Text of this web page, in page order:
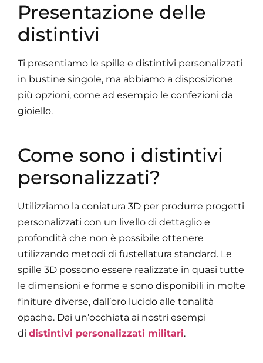
Presentazione delle
distintivi
Ti presentiamo le spille e distintivi personalizzati
in bustine singole, ma abbiamo a disposizione
più opzioni, come ad esempio le confezioni da
gioiello.
Come sono i distintivi
personalizzati?
Utilizziamo la coniatura 3D per produrre progetti
personalizzati con un livello di dettaglio e
profondità che non è possibile ottenere
utilizzando metodi di fustellatura standard. Le
spille 3D possono essere realizzate in quasi tutte
le dimensioni e forme e sono disponibili in molte
finiture diverse, dall’oro lucido alle tonalità
opache. Dai un’occhiata ai nostri esempi
di distintivi personalizzati militari.